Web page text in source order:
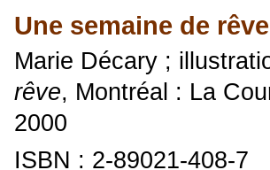
Une semaine de
Marie Décary ;
rêve, Montréal : La
2000
ISBN : 2-89021-408-7